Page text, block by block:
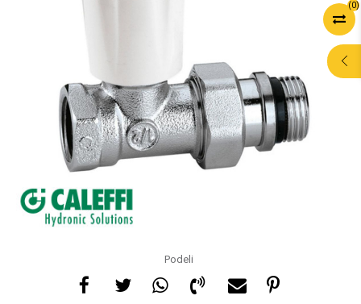
(0)
Podeli
POMOĆ PRI
KUPOVINI